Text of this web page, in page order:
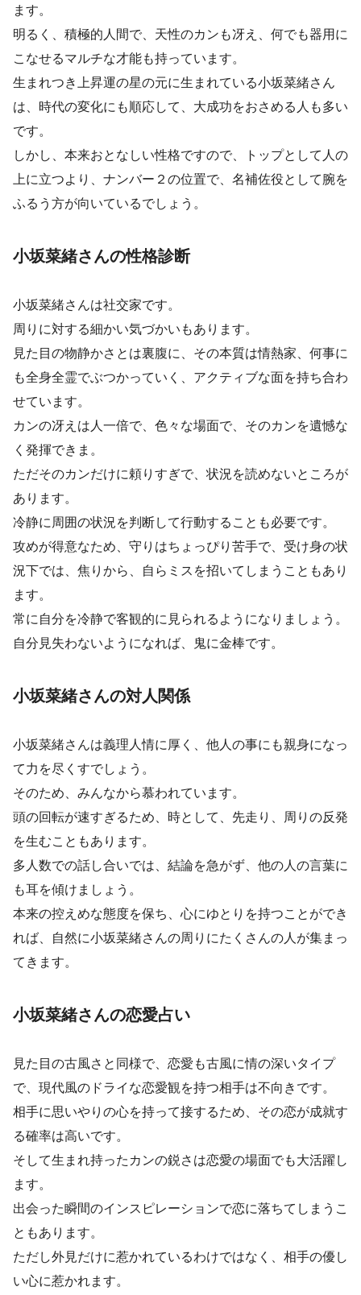
ます。
明るく、積極的人間で、天性のカンも冴え、何でも器用に
こなせるマルチな才能も持っています。
生まれつき上昇運の星の元に生まれている小坂菜緒さん
は、時代の変化にも順応して、大成功をおさめる人も多い
です。
しかし、本来おとなしい性格ですので、トップとして人の
上に立つより、ナンバー２の位置で、名補佐役として腕を
ふるう方が向いているでしょう。
小坂菜緒さんの性格診断
小坂菜緒さんは社交家です。
周りに対する細かい気づかいもあります。
見た目の物静かさとは裏腹に、その本質は情熱家、何事に
も全身全霊でぶつかっていく、アクティブな面を持ち合わ
せています。
カンの冴えは人一倍で、色々な場面で、そのカンを遺憾な
く発揮できま。
ただそのカンだけに頼りすぎで、状況を読めないところが
あります。
冷静に周囲の状況を判断して行動することも必要です。
攻めが得意なため、守りはちょっぴり苦手で、受け身の状
況下では、焦りから、自らミスを招いてしまうこともあり
ます。
常に自分を冷静で客観的に見られるようになりましょう。
自分見失わないようになれば、鬼に金棒です。
小坂菜緒さんの対人関係
小坂菜緒さんは義理人情に厚く、他人の事にも親身になっ
て力を尽くすでしょう。
そのため、みんなから慕われています。
頭の回転が速すぎるため、時として、先走り、周りの反発
を生むこともあります。
多人数での話し合いでは、結論を急がず、他の人の言葉に
も耳を傾けましょう。
本来の控えめな態度を保ち、心にゆとりを持つことができ
れば、自然に小坂菜緒さんの周りにたくさんの人が集まっ
てきます。
小坂菜緒さんの恋愛占い
見た目の古風さと同様で、恋愛も古風に情の深いタイプ
で、現代風のドライな恋愛観を持つ相手は不向きです。
相手に思いやりの心を持って接するため、その恋が成就す
る確率は高いです。
そして生まれ持ったカンの鋭さは恋愛の場面でも大活躍し
ます。
出会った瞬間のインスピレーションで恋に落ちてしまうこ
ともあります。
ただし外見だけに惹かれているわけではなく、相手の優し
い心に惹かれます。